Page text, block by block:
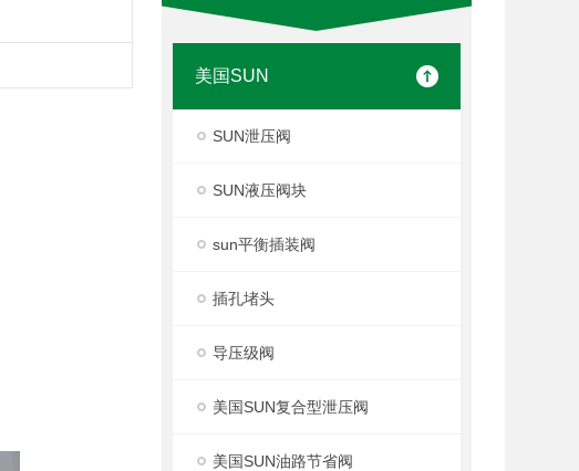
美国SUN
SUN泄压阀
SUN液压阀块
sun平衡插装阀
插孔堵头
导压级阀
美国SUN复合型泄压阀
美国SUN油路节省阀